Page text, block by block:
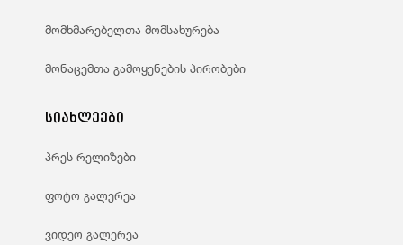
მომხმარებელთა მომსახურება
მონაცემთა გამოყენების პირობები
სიახლეები
პრეს რელიზები
ფოტო გალერეა
ვიდეო გალერეა